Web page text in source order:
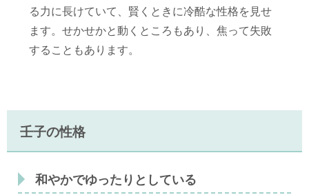
る力に長けていて、賢くときに冷酷な性格を見せ
ます。せかせかと動くところもあり、焦って失敗
することもあります。
壬子の性格
和やかでゆったりとしている